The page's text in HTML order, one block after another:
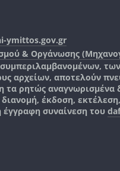
ymittos.gov.gr
& Οργάνωσης
αρχείων, αποτελούν
τα ρητώς
έκδοση,
συναίνεση του